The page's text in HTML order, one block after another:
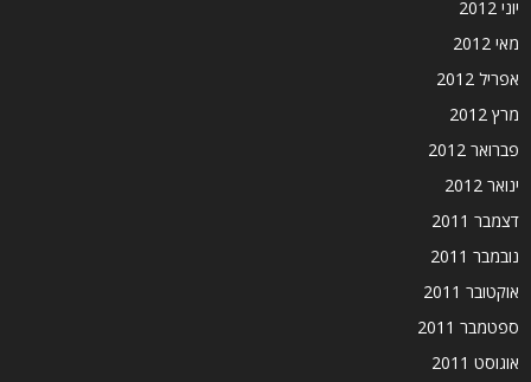
יוני 2012
מאי 2012
אפריל 2012
מרץ 2012
פברואר 2012
ינואר 2012
דצמבר 2011
נובמבר 2011
אוקטובר 2011
ספטמבר 2011
אוגוסט 2011